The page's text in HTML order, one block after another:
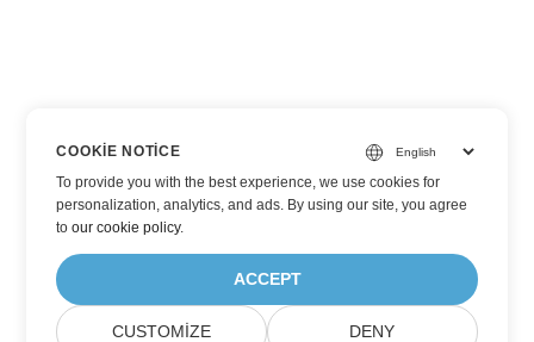
COOKIE NOTICE
To provide you with the best experience, we use cookies for
personalization, analytics, and ads. By using our site, you agree
toour cookie policy.
ACCEPT
CUSTOMIZE DENY